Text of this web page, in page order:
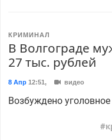
КРИМИНАЛ
В Волгограде
27 тыс. рублей
8 Апр12:51 , видео
Возбуждено